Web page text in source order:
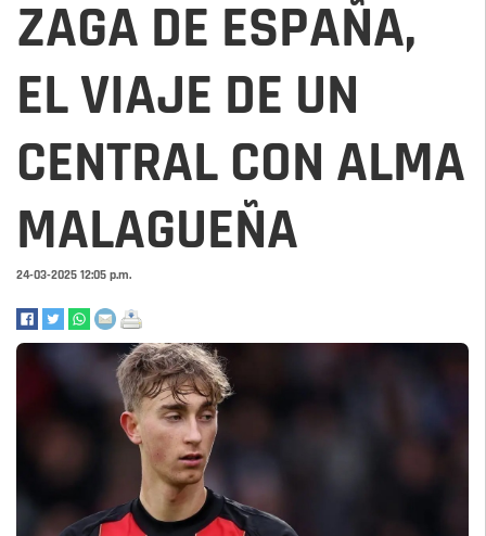
ZAGA DE ESPAÑA,
EL VIAJE DE UN
CENTRAL CON ALMA
MALAGUEÑA
24-03-2025 12:05 p.m.